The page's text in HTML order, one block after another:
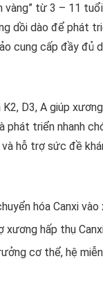
vàng” từ 3 – 11
dồi dào để phát
cung cấp đầy đủ
D3, A giúp
phát triển nhanh
hỗ trợ sức đề
hóa Canxi
xương hấp thụ
cơ thể, hệ